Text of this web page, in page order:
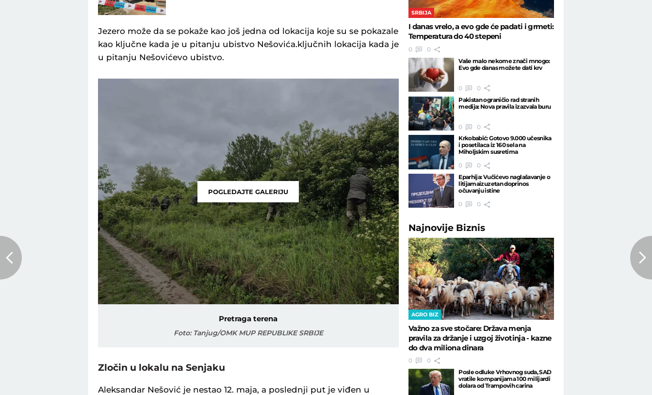
Jezero može da se pokaže kao još jedna od lokacija koje su se pokazale
kao ključne kada je u pitanju ubistvo Nešovića.ključnih lokacija kada je
u pitanju Nešovićevo ubistvo.
POGLEDAJTE GALERIJU
Pretraga terena
Foto: Tanjug/OMK MUP REPUBLIKE SRBIJE
Zločin u lokalu na Senjaku
Aleksandar Nešović je nestao 12. maja, a poslednji put je viđen u
SRBIJA
I danas vrelo, a evo gde će padati i grmeti:
Temperatura do 40 stepeni
0
0
Vaše malo nekome znači mnogo:
Evo gde danas možete dati krv
0
0
Pakistan ograničio rad stranih
medija: Nova pravila izazvala buru
0
0
Krkobabić: Gotovo 9.000 učesnika
i posetilaca iz 160 sela na
Miholjskim susretima
0
0
Eparhija: Vučićevo naglašavanje o
litijamaizuzetan doprinos
očuvanju istine
0
0
Najnovije Biznis
AGRO BIZ
Važno za sve stočare: Država menja
pravila za držanje i uzgoj životinja - kazne
do dva miliona dinara
0
0
Posle odluke Vrhovnog suda, SAD
vratile kompanijama 100 milijardi
dolara od Trampovih carina